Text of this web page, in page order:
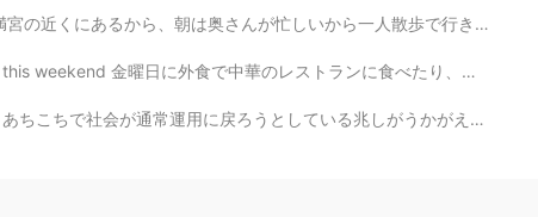
人散歩で行きたがる。 ここのスタバが有名だから前に止まったけど、結局お土産さんから梅ヶ枝餅を買った。美味...
食で中華のレストランに食べたり、日曜日にもピザを食べた On Friday I ate out ...
がうかがえる。でもせっかく在宅勤務やリモートワークの可能性が示されたのに、またいつも通りみんなが毎日満員...